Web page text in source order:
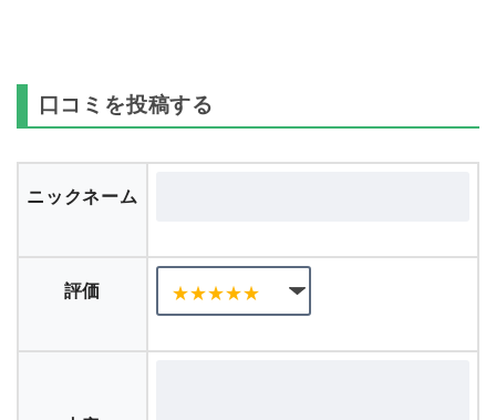
口コミを投稿する
ニックネーム
評価